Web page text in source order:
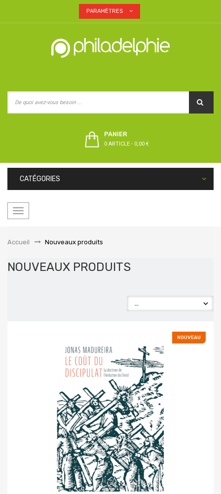
PARAMÈTRES
PANIER
0 ARTICLE - 0,00 €
CATÉGORIES
Basculer
Accueil
&gt;Nouveaux produits
NOUVEAUX PRODUITS
NOUVEAU